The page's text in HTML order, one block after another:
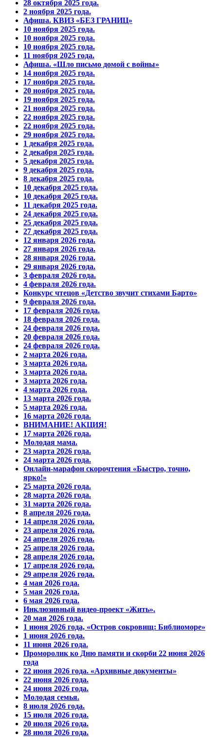
28 октября 2025 года.
2 ноября 2025 года.
Афиша. КВИЗ «БЕЗ ГРАНИЦ»
10 ноября 2025 года.
10 ноября 2025 года.
10 ноября 2025 года.
11 ноября 2025 года.
Афиша. «Шло письмо домой с войны»
14 ноября 2025 года.
17 ноября 2025 года.
20 ноября 2025 года.
19 ноября 2025 года.
21 ноября 2025 года.
22 ноября 2025 года.
22 ноября 2025 года.
29 ноября 2025 года.
1 декабря 2025 года.
2 декабря 2025 года.
5 декабря 2025 года.
9 декабря 2025 года.
8 декабря 2025 года.
10 декабря 2025 года.
10 декабря 2025 года.
11 декабря 2025 года.
24 декабря 2025 года.
25 декабря 2025 года.
27 декабря 2025 года.
12 января 2026 года.
27 января 2026 года.
28 января 2026 года.
29 января 2026 года.
3 февраля 2026 года.
4 февраля 2026 года.
Конкурс чтецов «Детство звучит стихами Барто»
9 февраля 2026 года.
17 февраля 2026 года.
18 февраля 2026 года.
24 февраля 2026 года.
20 февраля 2026 года.
24 февраля 2026 года.
2 марта 2026 года.
3 марта 2026 года.
3 марта 2026 года.
3 марта 2026 года.
4 марта 2026 года.
13 марта 2026 года.
5 марта 2026 года.
16 марта 2026 года.
ВНИМАНИЕ! АКЦИЯ!
17 марта 2026 года.
Молодая мама.
23 марта 2026 года.
24 марта 2026 года.
Онлайн-марафон скорочтения «Быстро, точно,
ярко!»
25 марта 2026 года.
28 марта 2026 года.
31 марта 2026 года.
8 апреля 2026 года.
14 апреля 2026 года.
23 апреля 2026 года.
24 апреля 2026 года.
25 апреля 2026 года.
28 апреля 2026 года.
17 апреля 2026 года.
29 апреля 2026 года.
4 мая 2026 года.
5 мая 2026 года.
6 мая 2026 года.
Инклюзивный видео-проект «Жить».
20 мая 2026 года.
1 июня 2026 года, «Остров сокровищ: Библиоморе»
1 июня 2026 года.
11 июня 2026 года.
Проморолик ко Дню памяти и скорби 22 июня 2026
года
22 июня 2026 года. «Архивные документы»
22 июня 2026 года.
24 июня 2026 года.
Молодая семья.
8 июля 2026 года.
15 июля 2026 года.
20 июля 2026 года.
28 июля 2026 года.